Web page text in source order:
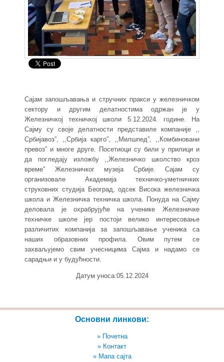
Сајам запошљавања и стручних пракси у железничком
сектору и другим делатностима одржан је у
Железничкој техничкој школи 5.12.2024. године. На
Сајму су своје делатности представиле компаније ,,
Србијавоз”, ,,Србија карго”, ,,Милшпед”, ,,Комбиновани
превоз” и многе друге. Посетиоци су били у прилици и
да погледају изложбу ,,Железничко школство кроз
време” Железничког музеја Србије. Сајам су
организовале Академија техничко-уметничких
струковних студија Београд, одсек Висока железничка
школа и Железничка техничка школа. Понуда на Сајму
деловала је охрабрујуће на ученике Железничке
техничке школе јер постоји велико интересовање
различитих компанија за запошљавање ученика са
наших образовних профила. Овим путем се
захваљујемо свим учесницима Сајма и надамо се
сарадњи и у будућности.
Датум уноса:05.12.2024
Основни линкови:
» Почетна
» Контакт
» Мапа сајта